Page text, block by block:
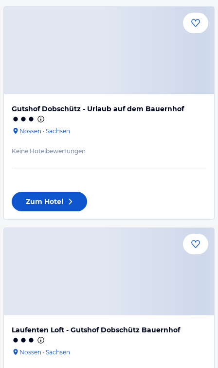
Gutshof Dobschütz - Urlaub auf dem Bauernhof
Nossen · Sachsen
Keine Hotelbewertungen
Zum Hotel
Laufenten Loft - Gutshof Dobschütz Bauernhof
Nossen · Sachsen